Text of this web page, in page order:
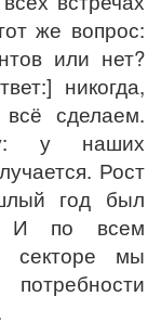
же вопрос:
или нет?
никогда,
сделаем.
у наших
Рост
год был
И по всем
секторе мы